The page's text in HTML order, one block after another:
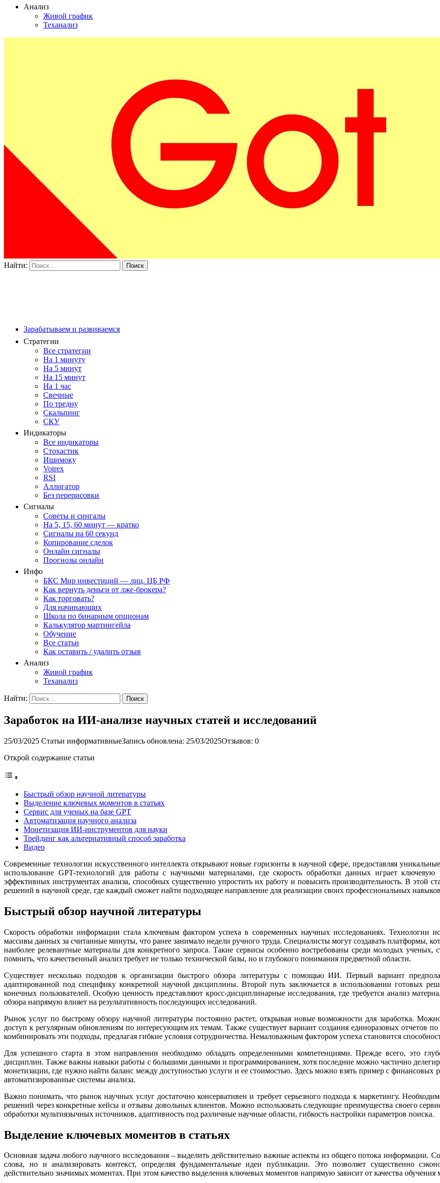
Анализ
Живой график
Теханализ
Найти:
Зарабатываем и развиваемся
Стратегии
Все стратегии
На 1 минуту
На 5 минут
На 15 минут
На 1 час
Свечные
По тредну
Скальпинг
СКУ
Индикаторы
Все индикаторы
Стохастик
Ишимоку
Votrex
RSI
Аллигатор
Без перерисовки
Сигналы
Советы и сингалы
На 5, 15, 60 минут — кратко
Сигналы на 60 секунд
Копирование сделок
Онлайн сигналы
Прогнозы онлайн
Инфо
БКС Мир инвестиций — лиц. ЦБ РФ
Как вернуть деньги от лже-брокера?
Как торговать?
Для начинающих
Школа по бинарным опционам
Калькулятор мартингейла
Обучение
Все статьи
Как оставить / удалить отзыв
Анализ
Живой график
Теханализ
Найти:
Заработок на ИИ-анализе научных статей и исследований
25/03/2025 Статьи информативныеЗапись обновлена: 25/03/2025Отзывов: 0
Открой содержание статьи
Быстрый обзор научной литературы
Выделение ключевых моментов в статьях
Сервис для ученых на базе GPT
Автоматизация научного анализа
Монетизация ИИ-инструментов для науки
Трейдинг как альтернативный способ заработка
Видео
Современные технологии искусственного интеллекта открывают новые горизонты в научной сфере, предоставляя
использование GPT-технологий для работы с научными материалами, где скорость обработки данных играет
эффективных инструментах анализа, способных существенно упростить их работу и повысить производительность. В этой
решений в научной среде, где каждый сможет найти подходящее направление для реализации своих профессиональных
Быстрый обзор научной литературы
Скорость обработки информации стала ключевым фактором успеха в современных научных исследованиях. Технологии
массивы данных за считанные минуты, что ранее занимало недели ручного труда. Специалисты могут создавать платформы,
наиболее релевантные материалы для конкретного запроса. Такие сервисы особенно востребованы среди молодых
помнить, что качественный анализ требует не только технической базы, но и глубокого понимания предметной области.
Существует несколько подходов к организации быстрого обзора литературы с помощью ИИ. Первый вариант
адаптированной под специфику конкретной научной дисциплины. Второй путь заключается в использовании готовых
конечных пользователей. Особую ценность представляют кросс-дисциплинарные исследования, где требуется анализ
обзора напрямую влияет на результативность последующих исследований.
Рынок услуг по быстрому обзору научной литературы постоянно растет, открывая новые возможности для заработка.
доступ к регулярным обновлениям по интересующим их темам. Также существует вариант создания единоразовых отчетов
комбинировать эти подходы, предлагая гибкие условия сотрудничества. Немаловажным фактором успеха становится
Для успешного старта в этом направлении необходимо обладать определенными компетенциями. Прежде всего, это
дисциплин. Также важны навыки работы с большими данными и программированием, хотя последние можно частично
монетизации, где нужно найти баланс между доступностью услуги и ее стоимостью. Здесь можно взять пример с финансовых
автоматизированные системы анализа.
Важно понимать, что рынок научных услуг достаточно консервативен и требует серьезного подхода к маркетингу.
решений через конкретные кейсы и отзывы довольных клиентов. Можно использовать следующие преимущества своего
обработки мультиязычных источников, адаптивность под различные научные области, гибкость настройки параметров поиска.
Выделение ключевых моментов в статьях
Основная задача любого научного исследования – выделить действительно важные аспекты из общего потока информации.
слова, но и анализировать контекст, определяя фундаментальные идеи публикации. Это позволяет существенно
действительно значимых моментах. При этом качество выделения ключевых моментов напрямую зависит от качества обучения